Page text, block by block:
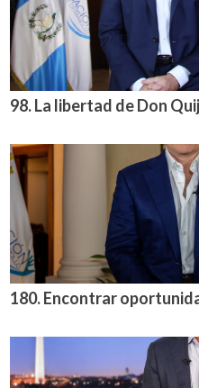
98. La libertad de Don
180. Encontrar